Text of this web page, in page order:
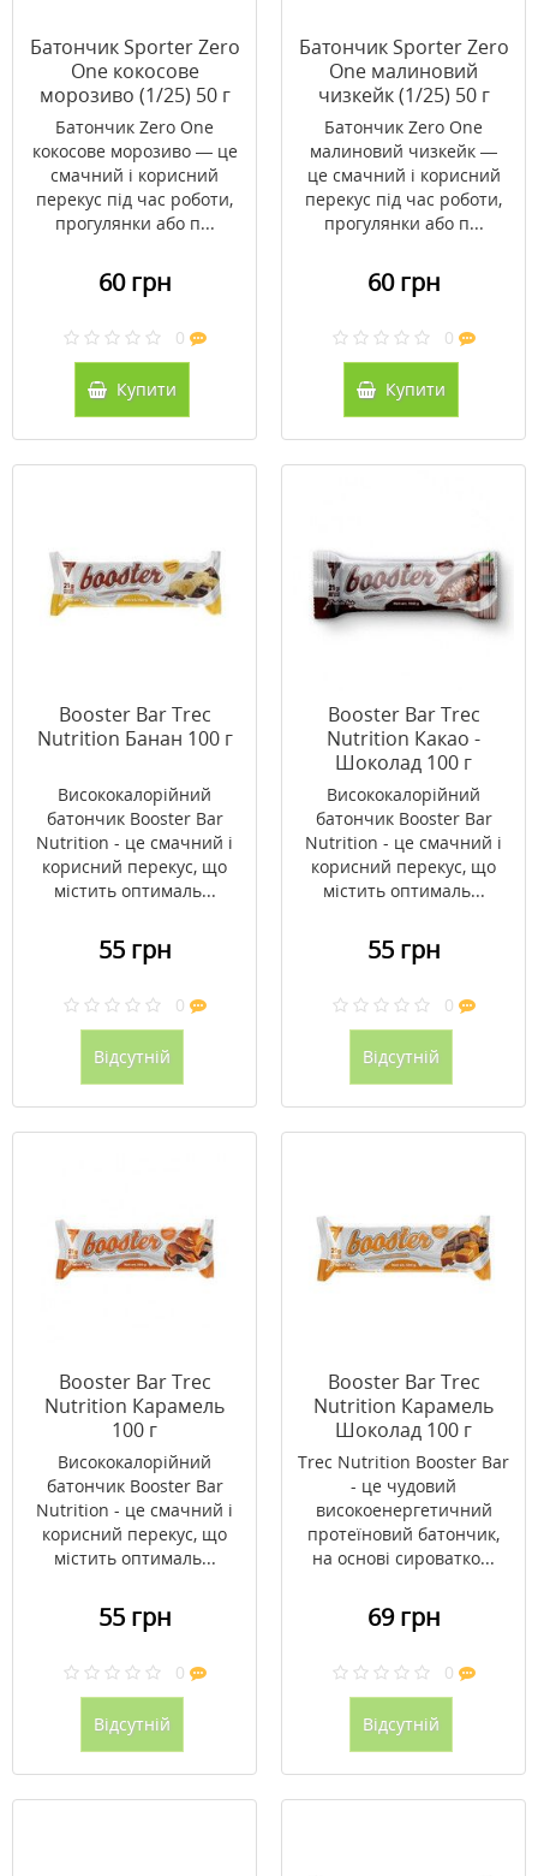
Батончик Sporter Zero
One кокосове
морозиво (1/25) 50 г
Батончик Zero One
кокосове морозиво — це
смачний і корисний
перекус під час роботи,
прогулянки або п...
60 грн
0
Купити
Батончик Sporter Zero
One малиновий
чизкейк (1/25) 50 г
Батончик Zero One
малиновий чизкейк —
це смачний і корисний
перекус під час роботи,
прогулянки або п...
60 грн
0
Купити
Booster Bar Trec
Nutrition Банан 100 г
Висококалорійний
батончик Booster Bar
Nutrition - це смачний і
корисний перекус, що
містить оптималь...
55 грн
0
Відсутній
Booster Bar Trec
Nutrition Какао -
Шоколад 100 г
Висококалорійний
батончик Booster Bar
Nutrition - це смачний і
корисний перекус, що
містить оптималь...
55 грн
0
Відсутній
Booster Bar Trec
Nutrition Карамель
100 г
Висококалорійний
батончик Booster Bar
Nutrition - це смачний і
корисний перекус, що
містить оптималь...
55 грн
0
Відсутній
Booster Bar Trec
Nutrition Карамель
Шоколад 100 г
Trec Nutrition Booster Bar
- це чудовий
високоенергетичний
протеїновий батончик,
на основі сироватко...
69 грн
0
Відсутній